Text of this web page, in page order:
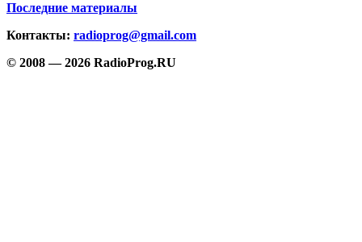
Последние материалы
Контакты: radioprog@gmail.com
© 2008 — 2026 RadioProg.RU